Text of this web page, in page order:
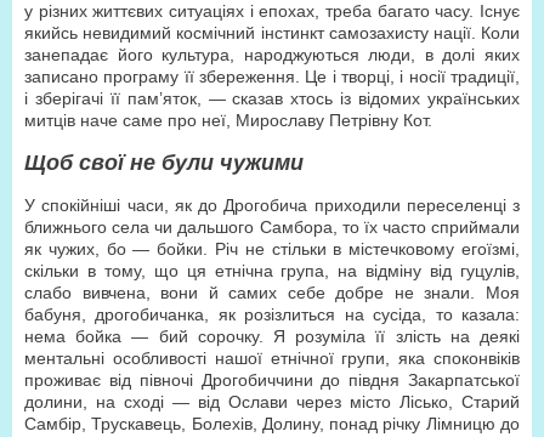
у різних життєвих ситуаціях і епохах, треба багато часу. Існує
якийсь невидимий космічний інстинкт самозахисту нації. Коли
занепадає його культура, народжуються люди, в долі яких
записано програму її збереження. Це і творці, і носії традиції,
і зберігачі її пам’яток, — сказав хтось із відомих українських
митців наче саме про неї, Мирославу Петрівну Кот.
Щоб свої не були чужими
У спокійніші часи, як до Дрогобича приходили переселенці з
ближнього села чи дальшого Самбора, то їх часто сприймали
як чужих, бо — бойки. Річ не стільки в містечковому егоїзмі,
скільки в тому, що ця етнічна група, на відміну від гуцулів,
слабо вивчена, вони й самих себе добре не знали. Моя
бабуня, дрогобичанка, як розізлиться на сусіда, то казала:
нема бойка — бий сорочку. Я розуміла її злість на деякі
ментальні особливості нашої етнічної групи, яка споконвіків
проживає від півночі Дрогобиччини до півдня Закарпатської
долини, на сході — від Ослави через місто Лісько, Старий
Самбір, Трускавець, Болехів, Долину, понад річку Лімницю до